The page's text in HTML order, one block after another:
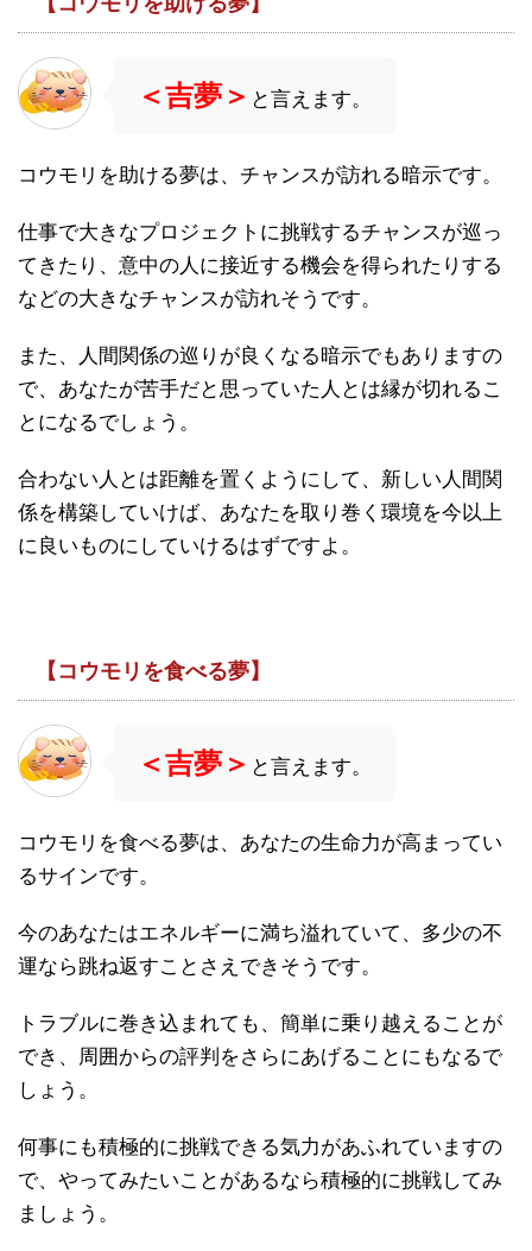
＜吉夢＞ と言えます。
コウモリを助ける夢は、チャンスが訪れる暗示です。
仕事で大きなプロジェクトに挑戦するチャンスが巡っ
てきたり、意中の人に接近する機会を得られたりする
などの大きなチャンスが訪れそうです。
また、人間関係の巡りが良くなる暗示でもありますの
で、あなたが苦手だと思っていた人とは縁が切れるこ
とになるでしょう。
合わない人とは距離を置くようにして、新しい人間関
係を構築していけば、あなたを取り巻く環境を今以上
に良いものにしていけるはずですよ。
【コウモリを食べる夢】
＜吉夢＞ と言えます。
コウモリを食べる夢は、あなたの生命力が高まってい
るサインです。
今のあなたはエネルギーに満ち溢れていて、多少の不
運なら跳ね返すことさえできそうです。
トラブルに巻き込まれても、簡単に乗り越えることが
でき、周囲からの評判をさらにあげることにもなるで
しょう。
何事にも積極的に挑戦できる気力があふれていますの
で、やってみたいことがあるなら積極的に挑戦してみ
ましょう。